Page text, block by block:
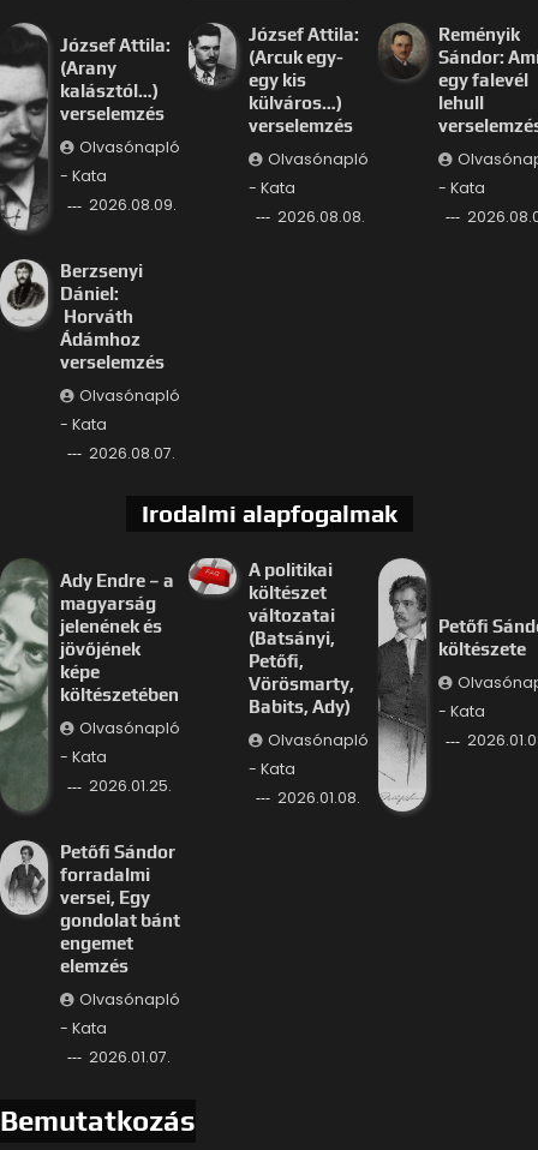
József Attila:
(Arany
kalásztól…)
verselemzés
Olvasónapló
- Kata
2026.08.09.
József Attila:
(Arcuk egy-
egy kis
külváros…)
verselemzés
Olvasónapló
- Kata
2026.08.08.
Reményik
Sándor:
egy falevél
lehull
- Kata
Berzsenyi
Dániel:
Horváth
Ádámhoz
verselemzés
Olvasónapló
- Kata
2026.08.07.
Irodalmi alapfogalmak
Ady Endre – a
magyarság
jelenének és
jövőjének
képe
költészetében
Olvasónapló
- Kata
2026.01.25.
A politikai
költészet
változatai
(Batsányi,
Petőfi,
Vörösmarty,
Babits, Ady)
Olvasónapló
- Kata
2026.01.08.
Petőfi
költészete
- Kata
Petőfi Sándor
forradalmi
versei, Egy
gondolat bánt
engemet
elemzés
Olvasónapló
- Kata
2026.01.07.
Bemutatkozás